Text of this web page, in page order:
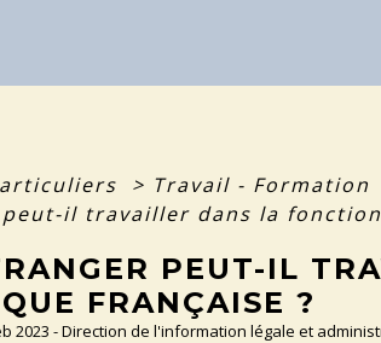
> Travail - Formation
il travailler dans la
PEUT-IL
FRANÇAISE ?
2023 - Direction de l'information légale et